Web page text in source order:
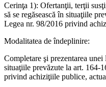
Cerinţa 1): Ofertanţii, terţii
să se regăsească în situaţiile
Legea nr. 98/2016 privind
Modalitatea de îndeplinire:
Completare şi prezentarea
situaţiile prevăzute la art. 164-
privind achiziţiile publice,